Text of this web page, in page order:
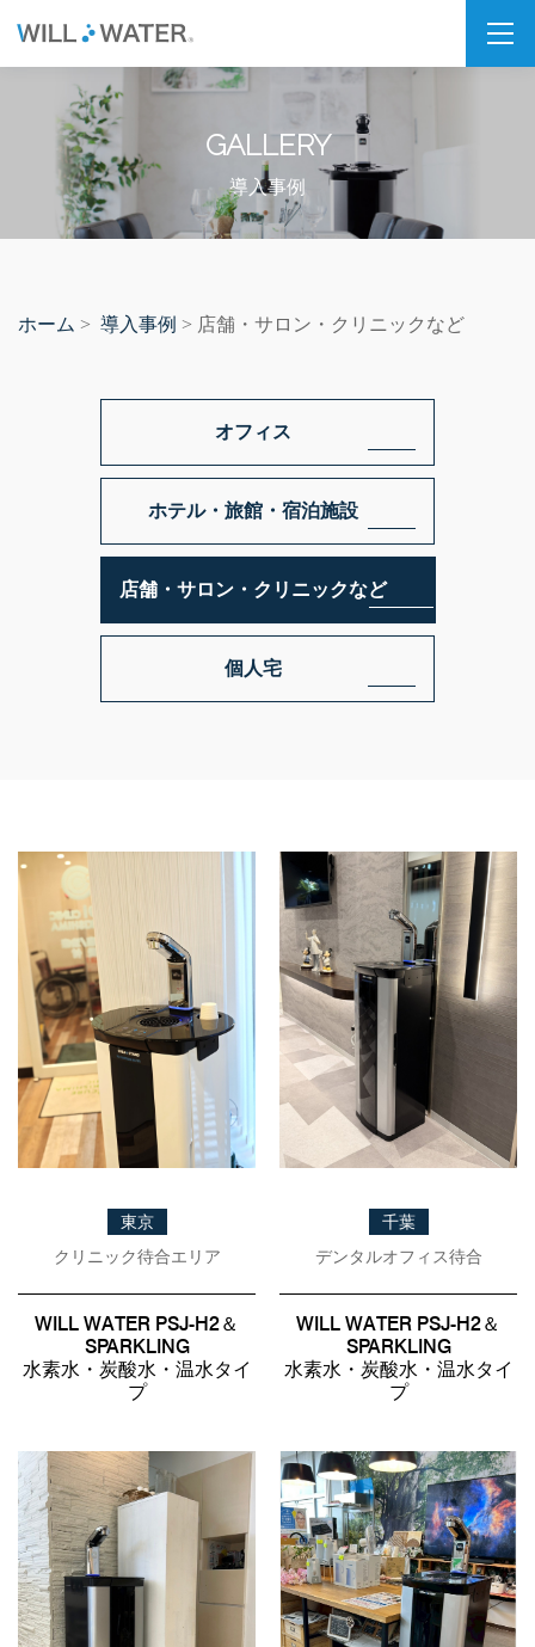
私たちの想い
SDGs
福利厚生
企業情報
拠点・パートナー紹介
製品情報
PSJ-H2 & SPARKLING
PSJ-SPARKLING
PSJ-BASIC
オフィス
ホテル・旅館・宿泊施設
店舗・サロン・クリニックなど
個人宅
メニュー
事例紹介
メディア掲載情報
パートナー募集
お問い合わせ
0120-288-822
GALLERY
導入事例
ホーム > 導入事例 > 店舗・サロン・クリニックなど
オフィス
ホテル・旅館・宿泊施設
店舗・サロン・クリニックなど
個人宅
東京
クリニック待合エリア
WILL WATER PSJ-H2＆
SPARKLING
水素水・炭酸水・温水タイ
プ
千葉
デンタルオフィス待合
WILL WATER PSJ-H2＆
SPARKLING
水素水・炭酸水・温水タイ
プ